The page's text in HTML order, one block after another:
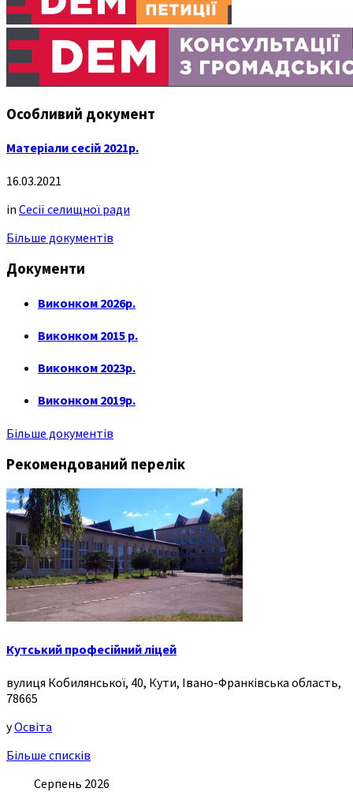
Особливий документ
Матеріали сесій 2021р.
16.03.2021
in Сесії селищної ради
Більше документів
Документи
Виконком 2026р.
Виконком 2015 р.
Виконком 2023р.
Виконком 2019р.
Більше документів
Рекомендований перелік
Кутський професійний ліцей
вулиця Кобилянської, 40, Кути, Івано-Франківська область,
78665
уОсвіта
Більше списків
Серпень 2026